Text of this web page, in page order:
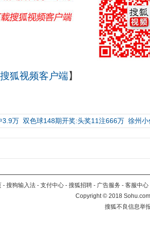
狐视频客户端】
3.9万 双色球148期开奖:头奖11注666万 徐州
- 搜狗输入法 - 支付中心 - 搜狐招聘 - 广告服务 - 客服中心
Copyright©2018
搜狐不良信息举